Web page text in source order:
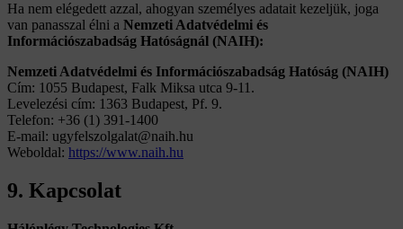
Ha nem elégedett azzal, ahogyan személyes adatait kezeljük, joga
van panasszal élni a Nemzeti Adatvédelmi és
Információszabadság Hatóságnál (NAIH):
Nemzeti Adatvédelmi és Információszabadság Hatóság (NAIH)
Cím: 1055 Budapest, Falk Miksa utca 9-11.
Levelezési cím: 1363 Budapest, Pf. 9.
Telefon: +36 (1) 391-1400
E-mail: ugyfelszolgalat@naih.hu
Weboldal: https://www.naih.hu
9. Kapcsolat